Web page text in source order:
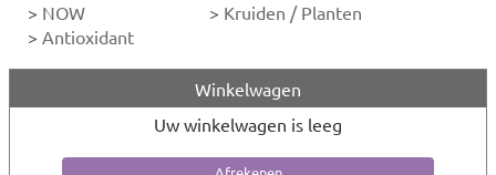
> NOW > Kruiden / Planten
> Antioxidant
Winkelwagen
Uw winkelwagen is leeg